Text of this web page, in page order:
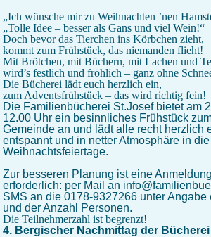
„Ich wünsche mir zu Weihnachten ’nen
„Tolle Idee – besser als Gans und viel Wein!“
Doch bevor das Tierchen ins Körbchen zieht,
kommt zum Frühstück, das niemanden flieht!
Mit Brötchen, mit Büchern, mit Lachen und
wird’s festlich und fröhlich – ganz ohne
Die Bücherei lädt euch herzlich ein,
zum Adventsfrühstück – das wird richtig fein!
Die Familienbücherei St.Josef bietet am
12.00 Uhr ein besinnliches Frühstück
Gemeinde an und lädt alle recht herzlich
entspannt und in netter Atmosphäre in die
Weihnachtsfeiertage.
Zur besseren Planung ist eine
erforderlich: per Mail an
SMS an die 0178-9327266 unter
und der Anzahl Personen.
Die Teilnehmerzahl ist begrenzt!
4. Bergischer Nachmittag der Bücherei